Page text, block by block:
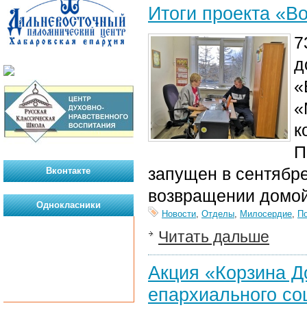
Итоги проекта
запущен в
возвращении
Новости, Отделы, Милосердие,
Читать дальше
Акция «Корзина
епархиального
Вконтакте
Однокласники